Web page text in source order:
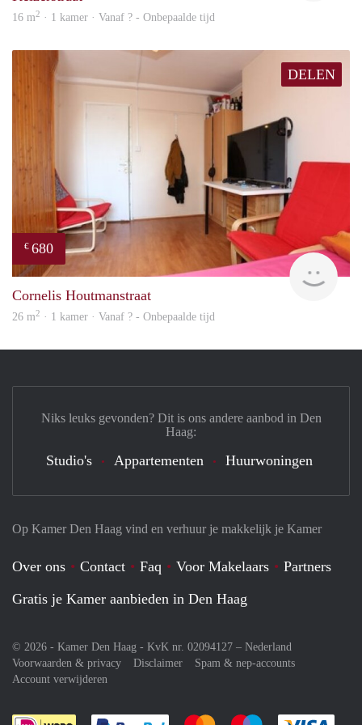
16 m2 · 1 kamer · Vanaf ? - Onbepaalde tijd
DELEN
€ 680
Cornelis Houtmanstraat
26 m2 · 1 kamer · Vanaf ? - Onbepaalde tijd
Op Kamer Den Haag vind en verhuur je makkelijk je Kamer
Over ons Contact Faq Voor Makelaars
Partners
Gratis je Kamer aanbieden in Den Haag
© 2026 - Kamer Den Haag - KvK nr. 02094127 – Nederland
Voorwaarden & privacy
Disclaimer
Spam & nep-accounts
Account verwijderen
Niks leuks gevonden? Dit is ons andere aanbod in Den
Haag:
Studio's Appartementen Huurwoningen